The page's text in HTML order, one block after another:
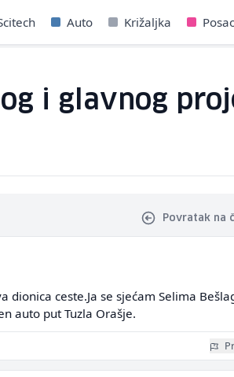
Auto Križaljka
i glavnog
Povratak na
dionica ceste.Ja se sjećam Selima
auto put Tuzla Orašje.